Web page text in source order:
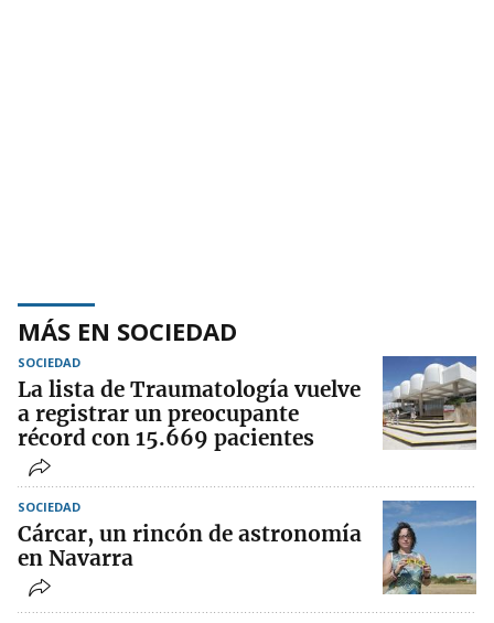
MÁS EN SOCIEDAD
SOCIEDAD
La lista de Traumatología vuelve
a registrar un preocupante
récord con 15.669 pacientes
SOCIEDAD
Cárcar, un rincón de astronomía
en Navarra